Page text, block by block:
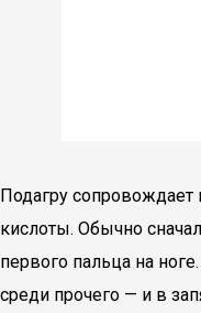
Подагру
кислоты. Обычно
первого пальца на
среди прочего — и в